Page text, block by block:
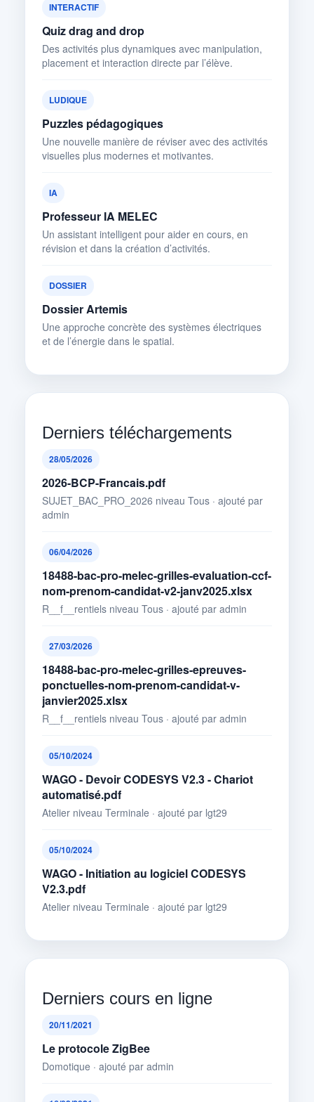
INTERACTIF
Quiz drag and drop
Des activités plus dynamiques avec manipulation,
placement et interaction directe par l’élève.
LUDIQUE
Puzzles pédagogiques
Une nouvelle manière de réviser avec des activités
visuelles plus modernes et motivantes.
IA
Professeur IA MELEC
Un assistant intelligent pour aider en cours, en
révision et dans la création d’activités.
DOSSIER
Dossier Artemis
Une approche concrète des systèmes électriques
et de l’énergie dans le spatial.
Derniers téléchargements
28/05/2026
2026-BCP-Francais.pdf
SUJET_BAC_PRO_2026 niveau Tous · ajouté par
admin
06/04/2026
18488-bac-pro-melec-grilles-evaluation-ccf-
nom-prenom-candidat-v2-janv2025.xlsx
R__f__rentiels niveau Tous · ajouté par admin
27/03/2026
18488-bac-pro-melec-grilles-epreuves-
ponctuelles-nom-prenom-candidat-v-
janvier2025.xlsx
R__f__rentiels niveau Tous · ajouté par admin
05/10/2024
WAGO - Devoir CODESYS V2.3 - Chariot
automatisé.pdf
Atelier niveau Terminale · ajouté par lgt29
05/10/2024
WAGO - Initiation au logiciel CODESYS
V2.3.pdf
Atelier niveau Terminale · ajouté par lgt29
Derniers cours en ligne
20/11/2021
Le protocole ZigBee
Domotique · ajouté par admin